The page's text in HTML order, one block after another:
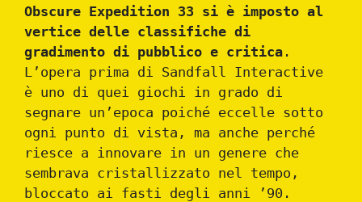
Obscure Expedition 33 si è imposto al
vertice delle classifiche di
gradimento di pubblico e critica .
L’opera prima di Sandfall Interactive
è uno di quei giochi in grado di
segnare un’epoca poiché eccelle sotto
ogni punto di vista, ma anche perché
riesce a innovare in un genere che
sembrava cristallizzato nel tempo,
bloccato ai fasti degli anni ’90.